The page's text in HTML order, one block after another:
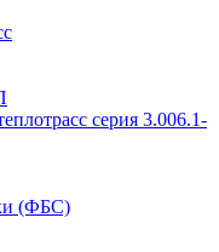
серия 3.006.1-
(ФБС)